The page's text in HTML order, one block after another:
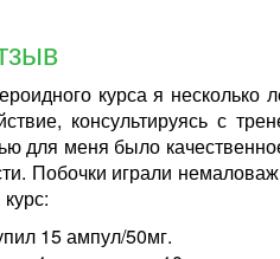
курса я
консультируясь с
для меня было
Побочки играли
15 ампул/50мг.